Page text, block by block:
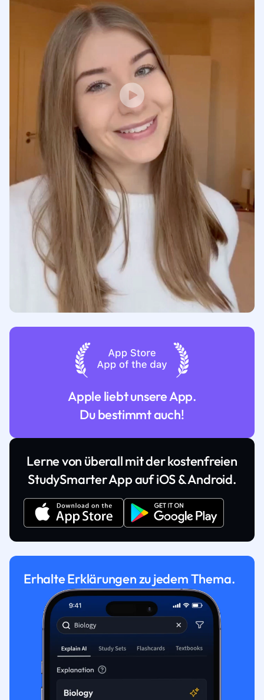
Apple liebt unsere App.
Du bestimmt auch!
Lerne von überall mit der kostenfreien
StudySmarter App auf iOS & Android.
Erhalte Erklärungen zu jedem Thema.